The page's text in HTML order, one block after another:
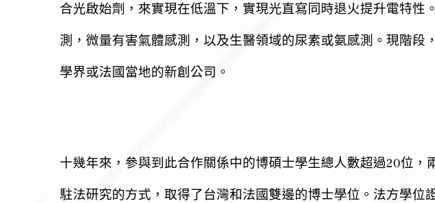
合光啟始劑，來實現在低溫下，實現光直寫同時退火提升電特性
測，微量有害氣體感測，以及生醫領域的尿素或氨感測。現階
學界或法國當地的新創公司。
十幾年來，參與到此合作關係中的博碩士學生總人數超過20位，
駐法研究的方式，取得了台灣和法國雙邊的博士學位。法方學位